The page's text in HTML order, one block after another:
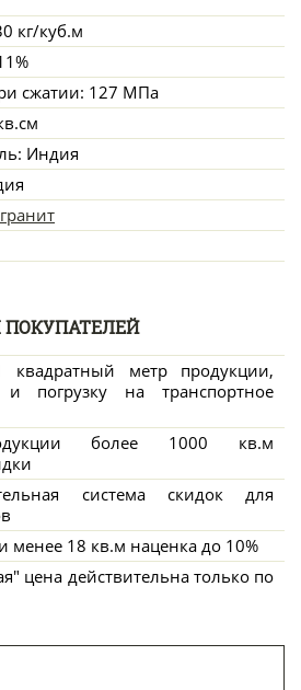
кг/куб.м
сжатии: 127 МПа
Индия
метр продукции,
погрузку на транспортное
более 1000 кв.м
система скидок для
менее 18 кв.м наценка до 10%
цена действительна только по